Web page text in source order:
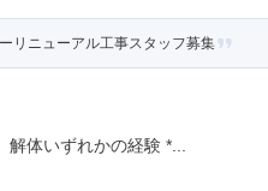
リニューアル工事スタッフ募集
体いずれかの経験 *...